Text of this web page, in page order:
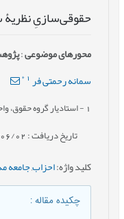
حقوقی‌سازیِ نظریۀ
محورهای موضوعی:
سمانه رحمتی فر 1
*
1 - استادیار گروه حقوق،
تاریخ دریافت : 1399/06/02
کلید واژه:احزاب,جامعه
چکیده مقاله: